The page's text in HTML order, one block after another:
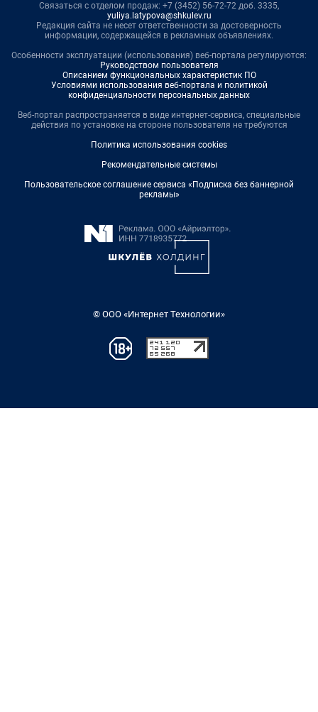
Связаться с отделом продаж: +7 (3452) 56-72-72 доб. 3335,
yuliya.latypova@shkulev.ru
Редакция сайта не несет ответственности за достоверность
информации, содержащейся в рекламных объявлениях.
Особенности эксплуатации (использования) веб-портала регулируются:
Руководством пользователя
Описанием функциональных характеристик ПО
Условиями использования веб-портала и политикой
конфиденциальности персональных данных
Веб-портал распространяется в виде интернет-сервиса, специальные
действия по установке на стороне пользователя не требуются
Политика использования cookies
Рекомендательные системы
Пользовательское соглашение сервиса «Подписка без баннерной
рекламы»
© ООО «Интернет Технологии»